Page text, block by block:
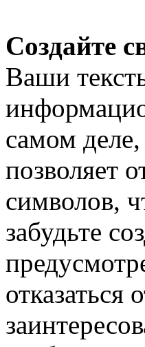
Создайте
Ваши
самом
позволяет
символов,
забудьте